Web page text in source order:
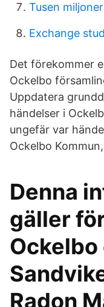
Tusen
Exchange
Det förekommer
Ockelbo
Uppdatera
händelser i
ungefär var
Ockelbo
Denna
gäller
Ockelbo
Radon